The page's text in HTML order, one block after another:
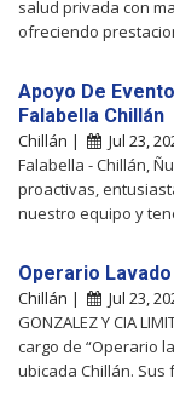
salud privada con
ofreciendo
Apoyo De
Falabella Chillán
Chillán | Jul 23,
Falabella - Chillán,
proactivas,
nuestro equipo y
Operario
Chillán | Jul 23,
GONZALEZ Y CIA
cargo de “Operario
ubicada Chillán. Sus